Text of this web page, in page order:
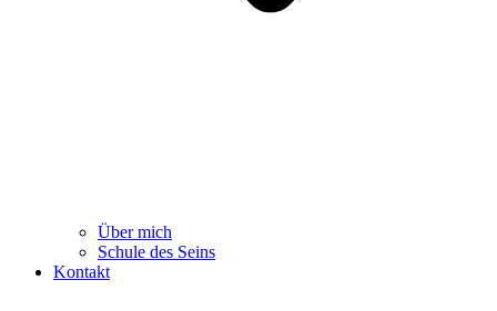
Über mich
Schule des Seins
Kontakt